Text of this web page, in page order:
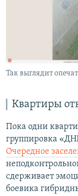
Так выглядит
Квартиры
Пока одни
группировка
Очередное
сдерживает
боевика